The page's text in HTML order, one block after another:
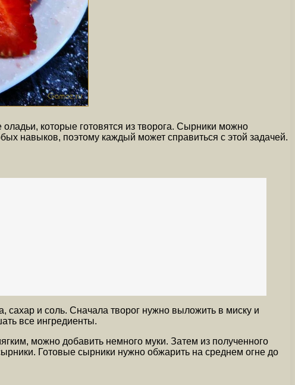
которые готовятся из творога. Сырники можно
навыков, поэтому каждый может справиться с этой задачей.
сахар и соль. Сначала творог нужно выложить в миску и
все ингредиенты.
можно добавить немного муки. Затем из полученного
Готовые сырники нужно обжарить на среднем огне до